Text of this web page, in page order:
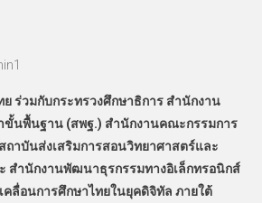
ร่วมกับกระทรวงศึกษาธิการ สำนักงาน
ขั้นพื้นฐาน (สพฐ.) สำนักงานคณะกรรมการ
ถาบันส่งเสริมการสอนวิทยาศาสตร์และ
สำนักงานพัฒนาธุรกรรมทางอิเล็กทรอนิกส์
คลื่อนการศึกษาไทยในยุคดิจิทัล ภายใต้